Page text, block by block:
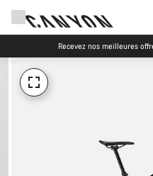
Recevez nos meilleures